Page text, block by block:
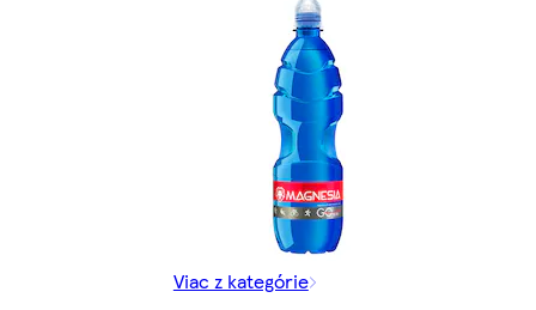
Viac z kategórie